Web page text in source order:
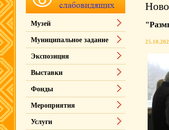
Музей
Муниципальное задание
Экспозиция
Выставки
Фонды
Мероприятия
Услуги